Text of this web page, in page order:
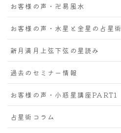
お客様の声・卍易風水
お客様の声・水星と金星の占星
新月満月上弦下弦の星読み
過去のセミナー情報
お客様の声・小惑星講座PART1
占星術コラム